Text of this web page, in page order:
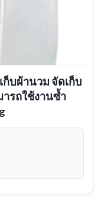
ก็บผ้านวม จัดเก็บ
รถใช้งานซ้ำ